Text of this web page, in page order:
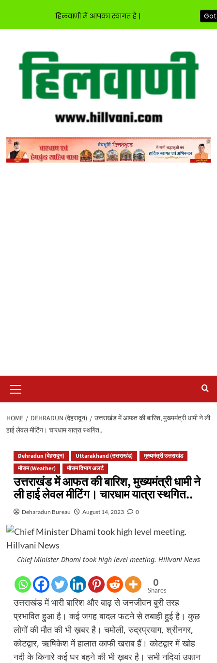
content
Menu
HOME DEHRADUN (देहरादून)
उत्तराखंड में आफत की बारिश, मुख्यमंत्री धामी ने ली
हाई लेवल मीटिंग। चारधाम यात्रा स्थगित..
Dehradun (देहरादून) Uttarakhand (उत्तराखंड)
मुख्यमंत्री उत्तराखंड
मौसम (Weather)
मौसम विभाग अलर्ट
उत्तराखंड में आफत की बारिश, मुख्यमंत्री धामी ने
ली हाई लेवल मीटिंग। चारधाम यात्रा स्थगित..
Deharadun Bureau August 14, 2023 0
Chief Minister Dhami took high level meeting. Hillvani News
0
Shares
उत्तराखंड में भारी बारिश और बाढ़ से जनजीवन बुरी तरह
प्रभावित हुआ है। कई जगह बादल फटने से तबाही हुई है। कुछ
लोगों की मौत की भी ख़बर है। चमोली, रुद्रप्रयाग, श्रीनगर,
कोटद्वार, ऋषिकेश में हालात काफी खराब हैं। कोटद्वार में खोह
नदी के किनारे कई घर बहने की भी ख़बर है। सभी नदियां उफान
हिलवाणी में आपका स्वागत है |